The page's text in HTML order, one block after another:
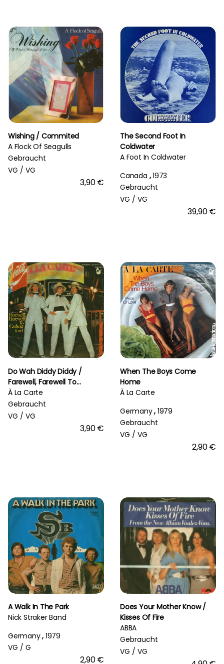
Wishing / Commited
A Flock Of Seagulls
Gebraucht
VG / VG
3,90 €
The Second Foot In
Coldwater
A Foot In Coldwater
Canada ,1973
Gebraucht
VG / VG
39,90 €
Do Wah Diddy Diddy /
Farewell, Farewell To
Caringford
À La Carte
Gebraucht
VG / VG
3,90 €
When The Boys Come
Home
À La Carte
Germany, 1979
Gebraucht
VG / VG
2,90 €
A Walk In The Park
Nick Straker Band
Germany, 1979
VG / G
2,90 €
Does Your Mother Know /
Kisses Of Fire
ABBA
Gebraucht
VG / VG